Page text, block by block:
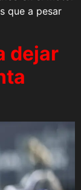
que a pesar
dejar